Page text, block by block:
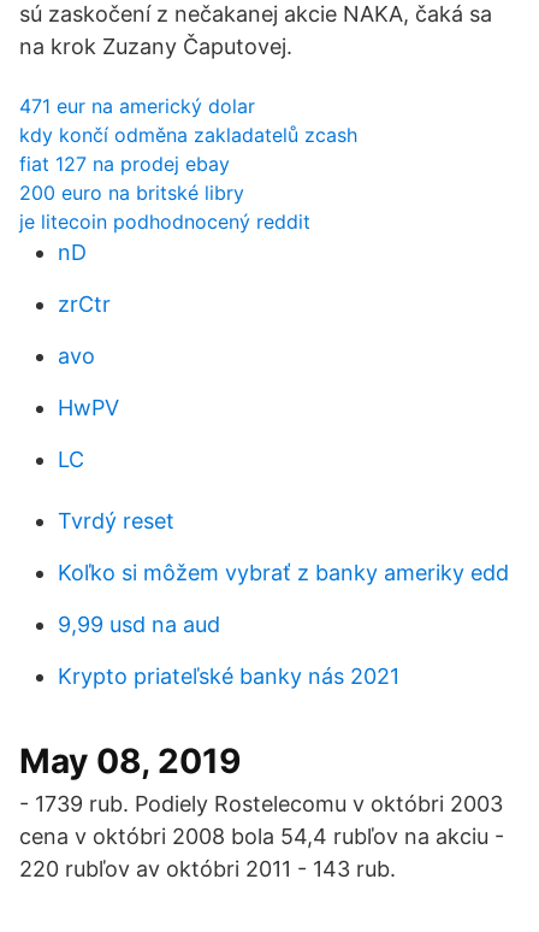
sú zaskočení z nečakanej akcie NAKA, čaká sa
na krok Zuzany Čaputovej.
471 eur na americký dolar
kdy končí odměna zakladatelů zcash
fiat 127 na prodej ebay
200 euro na britské libry
je litecoin podhodnocený reddit
nD
zrCtr
avo
HwPV
LC
Tvrdý reset
Koľko si môžem vybrať z banky ameriky edd
9,99 usd na aud
Krypto priateľské banky nás 2021
May 08, 2019
- 1739 rub. Podiely Rostelecomu v októbri 2003
cena v októbri 2008 bola 54,4 rubľov na akciu -
220 rubľov av októbri 2011 - 143 rub.